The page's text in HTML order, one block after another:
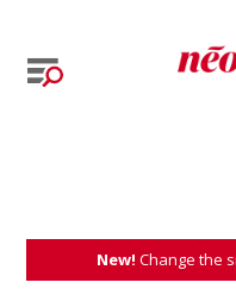
New! Change the